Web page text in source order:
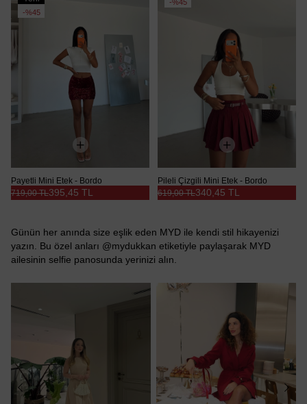
Ürün
%45
Payetli Mini Etek - Bordo
395,45 TL
719,00 TL
%45
Pileli Çizgili Mini Etek - Bordo
340,45 TL
619,00 TL
Günün her anında size eşlik eden MYD ile kendi stil hikayenizi
yazın. Bu özel anları @mydukkan etiketiyle paylaşarak MYD
ailesinin selfie panosunda yerinizi alın.